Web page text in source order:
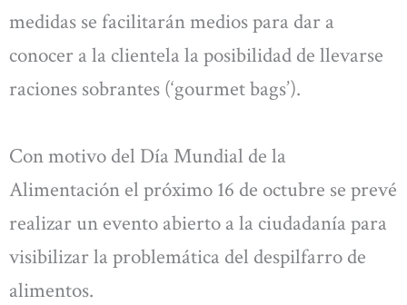
medidas se facilitarán medios para dar a
conocer a la clientela la posibilidad de llevarse
raciones sobrantes (‘gourmet bags’).
Con motivo del Día Mundial de la
Alimentación el próximo 16 de octubre se prevé
realizar un evento abierto a la ciudadanía para
visibilizar la problemática del despilfarro de
alimentos.